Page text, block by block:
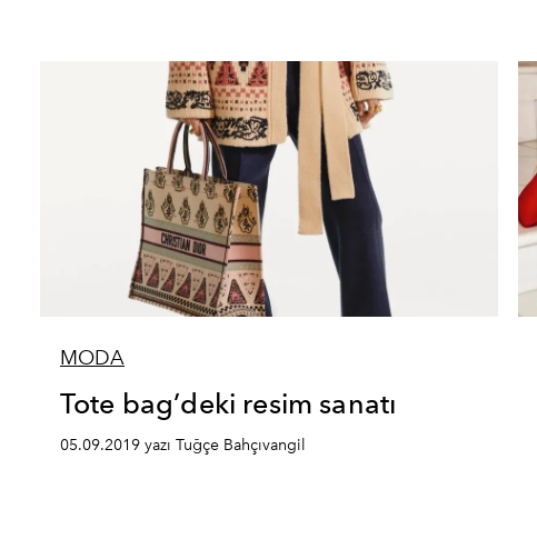
MODA
Tote bag’deki resim sanatı
05.09.2019 yazı Tuğçe Bahçıvangil